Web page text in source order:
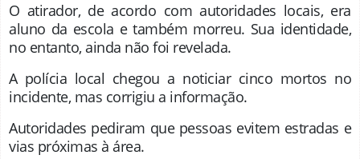
O atirador, de acordo com autoridades locais, era
aluno da escola e também morreu. Sua identidade,
no entanto, ainda não foi revelada.
A polícia local chegou a noticiar cinco mortos no
incidente, mas corrigiu a informação.
Autoridades pediram que pessoas evitem estradas e
vias próximas à área.